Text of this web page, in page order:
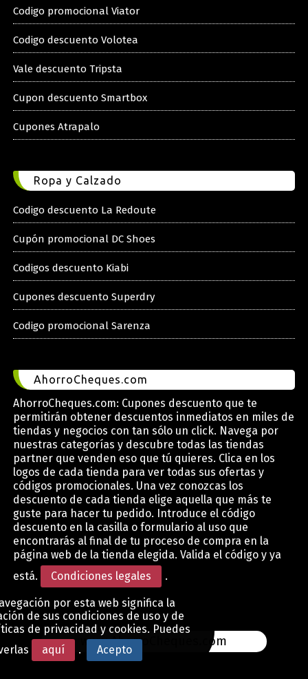
Codigo promocional Viator
Codigo descuento Volotea
Vale descuento Tripsta
Cupon descuento Smartbox
Cupones Atrapalo
Ropa y Calzado
Codigo descuento La Redoute
Cupón promocional DC Shoes
Codigos descuento Kiabi
Cupones descuento Superdry
Codigo promocional Sarenza
AhorroCheques.com
AhorroCheques.com: Cupones descuento que te
permitirán obtener descuentos inmediatos en miles de
tiendas y negocios con tan sólo un click. Navega por
nuestras categorías y descubre todas las tiendas
partner que venden eso que tú quieres. Clica en los
logos de cada tienda para ver todas sus ofertas y
códigos promocionales. Una vez conozcas los
descuento de cada tienda elige aquella que más te
guste para hacer tu pedido. Introduce el código
descuento en la casilla o formulario al uso que
encontrarás al final de tu proceso de compra en la
página web de la tienda elegida. Valida el código y ya
está.
Condiciones legales .
www.AhorroCheques.com
por esta web significa la
de sus condiciones de uso y de
de privacidad y cookies. Puedes
aquí . Acepto